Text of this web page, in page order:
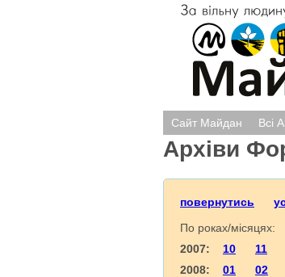
Сайт Майдан Всі
Архіви
повернутись
По роках/місяцях:
2007: 10 11
2008: 01 02